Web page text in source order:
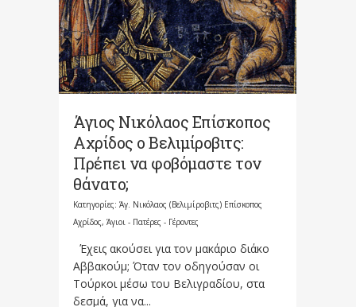
Άγιος Νικόλαος Επίσκοπος
Αχρίδος ο Βελιμίροβιτς:
Πρέπει να φοβόμαστε τον
θάνατο;
Κατηγορίες: Άγ. Νικόλαος (Βελιμίροβιτς) Επίσκοπος
Αχρίδος, Άγιοι - Πατέρες - Γέροντες
Έχεις ακούσει για τον μακάριο διάκο
Αββακούμ; Όταν τον οδηγούσαν οι
Τούρκοι μέσω του Βελιγραδίου, στα
δεσμά, για να...